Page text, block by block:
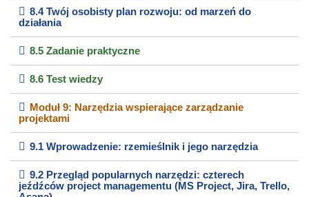
8.4 Twój osobisty plan rozwoju: od marzeń do
działania
8.5 Zadanie praktyczne
8.6 Test wiedzy
Moduł 9: Narzędzia wspierające zarządzanie
projektami
9.1 Wprowadzenie: rzemieślnik i jego narzędzia
9.2 Przegląd popularnych narzędzi: czterech
jeźdźców project managementu (MS Project, Jira, Trello,